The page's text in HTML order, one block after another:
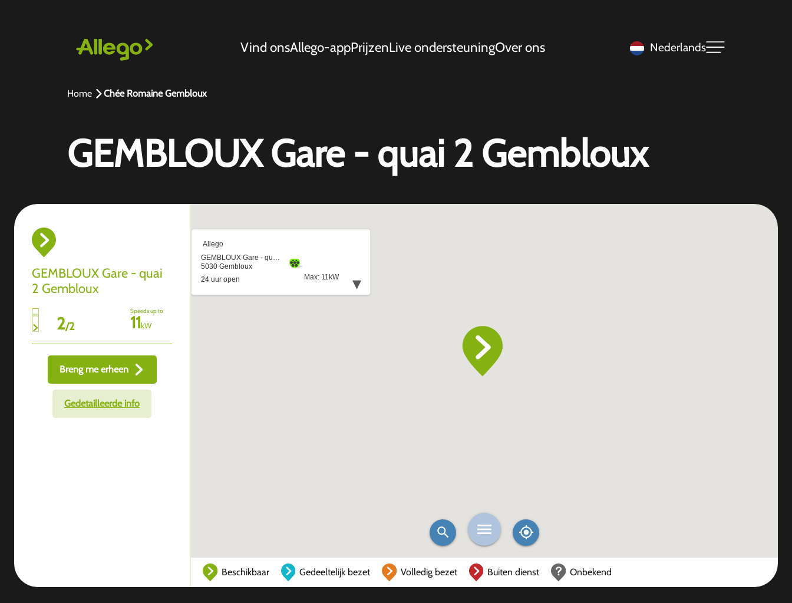
Vind onsAllego-appPrijzenLive ondersteuningOver ons Nederlands
Home Chée Romaine Gembloux
GEMBLOUX Gare - quai 2 Gembloux
GEMBLOUX Gare - quai
2 Gembloux
2/2
Speeds up to
11kW
Breng me erheen
Gedetailleerde info
Beschikbaar Gedeeltelijk bezet Volledig bezet Buiten dienst Onbekend